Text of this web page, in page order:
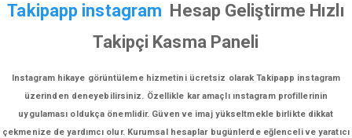
Takipapp instagram Hesap Geliştirme Hızlı
Takipçi Kasma Paneli
Instagram hikaye görüntüleme hizmetini ücretsiz olarak Takipapp instagram
üzerinden deneyebilirsiniz. Özellikle kar amaçlı ınstagram profillerinin
uygulaması oldukça önemlidir. Güven ve imaj yükseltmekle birlikte dikkat
çekmenize de yardımcı olur. Kurumsal hesaplar bugünlerde eğlenceli ve yaratıcı